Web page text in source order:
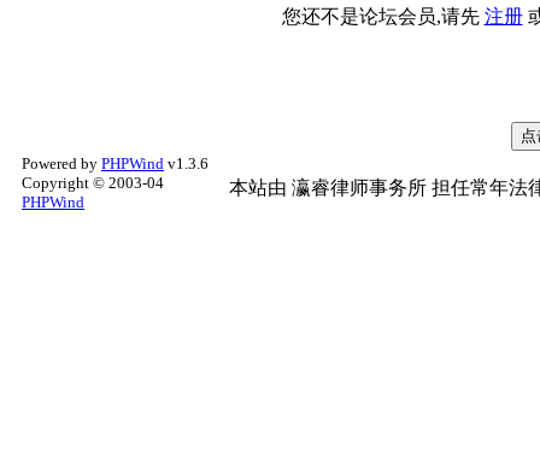
您还不是论坛会员,请先 注册
Powered by PHPWind v1.3.6
Copyright © 2003-04
PHPWind
本站由 瀛睿律师事务所 担任常年法